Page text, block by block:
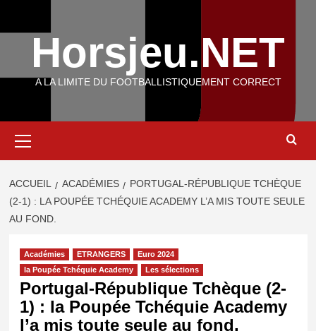
Horsjeu.NET
A LA LIMITE DU FOOTBALLISTIQUEMENT CORRECT
principal
ACCUEIL ACADÉMIES
PORTUGAL-RÉPUBLIQUE TCHÈQUE
(2-1) : LA POUPÉE TCHÉQUIE ACADEMY L’A MIS TOUTE SEULE
AU FOND.
Académies ETRANGERS
Euro 2024
la Poupée Tchéquie Academy
Les sélections
Portugal-République Tchèque (2-
1) : la Poupée Tchéquie Academy
l’a mis toute seule au fond.